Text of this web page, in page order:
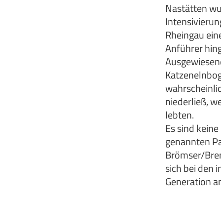
Nastätten
Rheingau
Anführer
niederließ,
lebten.
Es sind
genannten
Brömser/
sich bei den
Generation